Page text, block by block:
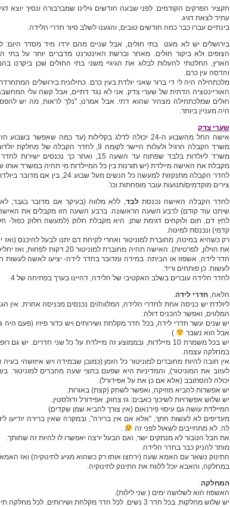
תקציר הפרקים הקודמים: לפני שבעה חודשים גילינו שמברבורה ונסיך יוצא
עתיד לצאת דגיג.
בינתיים עברו כבר כמה חודשים טובים, והגענו לשלב סיור חדרי הלידה.
בירושלים יש לא מעט בתי חולים, אבל שניים מהם ירדו מיד מסדר
הצופים ולא ביקור חולים. מאחר וברשת האינטרנט מדברים יותר על בתי
הארץ, החלטתי להעלות לבלוג את הגיגיי משני בתי החולים שכן ביקרנו
והדסה עין כרם.
מלכתחילה היה לי די ברור שאני יולדת בעין כרם. כחילונית בירושלים
האוריינטציה הדתית של שערי צדק. אני לא נגד דתיים, אבל קשה עלי
חולים שמלכתחילה מצהיר שהוא דתי. אבל אמרנו, "נלך לראות, מה יש
היה מעניין ביותר.
שערי צדק
משרד הקבלה הרגיל ולעלות היישר לקומה 9, לחדר הקבלה של
משרד ליולדות בלבד שפתוח עד השעה 15, ואחר כך נכנסים
מקבלת את האישה מיילדת (יש תורנות בין כל המיילדות מי תהיה במשרד אותו
לחדר הקבלה מתנקזות למעשה כל הנשים מעל שבוע 24,
צירים מוקדמים/תנועות עובר מופחתות וכו'.
לחדר הקבלה האישה נכנסתלבד, ללא מלווה (בעיקר אם מדובר בגבר,
שיתנו עוד קודם) לרבע השעה הראשונה. ברבע השעה הזו מקבלים את
לחץ דם, חום ולוקחים דגימת שתן. היא מקבלת חלוק (למעשה חלוק כפול-
קדמי) ונכנסת למיטה.
רק כשהיא במיטה, מחוברת למוניטור ואחרי לקיחת דם יתנו לבעל להיכנס (ואז
את הוילון, לפרטיות). האישה תהיה מחוברת למוניטור
חדר לידה, אשפוז או הביתה. במידה ומדובר בחדר לידה- יציעו לאשה לעשות
לעשות. כן פותחים וריד.
לחדר הלידה עוברים בשלב האקטיבי של הלידה, דהיינו בערך בפתיחה של 4.
הלאה, חדרי לידה.
ליולדת יש כניסה אחת לחדרי הלידה, המלווה/ים נכנסים מכניסה אחרת. אין
המלווים, ואפשר להכניס דולה.
יש שנים עשר חדרי לידה, בכל חדר מקלחת ושירותים ויש כדור פיזיו (פעם היה
אבל הוא נשבר
)
יש בכל משמרת 10 מיילדות, ובממוצע זה מיילדת על כל שני חדרים. יש גם
במחלקה עצמה.
אין חובה להיות מחוברים למוניטור כל הזמן (כמובן שבמידה ויש איזושהי בעיה
לעזוב את המוניטור), והמדיניות היא שפעם בחצי שעה מחברים למוניטור.
יכולה להסתובב (אלא אם כן את על אפידורל).
יש אפשרות להביא מוזיקה, ואפשר לשחק (קצת) באורות.
יש שלוש אפשרויות לשיכוך כאבים: גז צחוק, אפידורל ודולסטין.
המיילדת עושה גם עיסוי פירנאום (אין צורך להביא שמן שקדים)
מעדיפים לא לעשות חתך, "אלא אם אין ברירה", ובמקרה שאין ברירה יודיעו
לה. לא מתחייבים לשאול לפני זה
.
את חבל הטבור לא מנתקים ישר, ואם הבעל ירצה יאפשרו לו להיות זה שחותך.
מותר להניק כבר בחדר הלידה.
התינוק נשאר עם האמא שעה (ירחצו אותו רק כשהוא מגיע לתינוקיה) ואז
במחלקה, והאבא יוכל ללוות את התינוק לתינוקיה.
המחלקה.
האשפוז הוא לשלושה ימים ( שני לילות).
יש שלוש מחלקות. בכל חדר 3 נשים. לכל חדר מקלחת ושירותים. לכל מחלקה תינוקיה משלה.